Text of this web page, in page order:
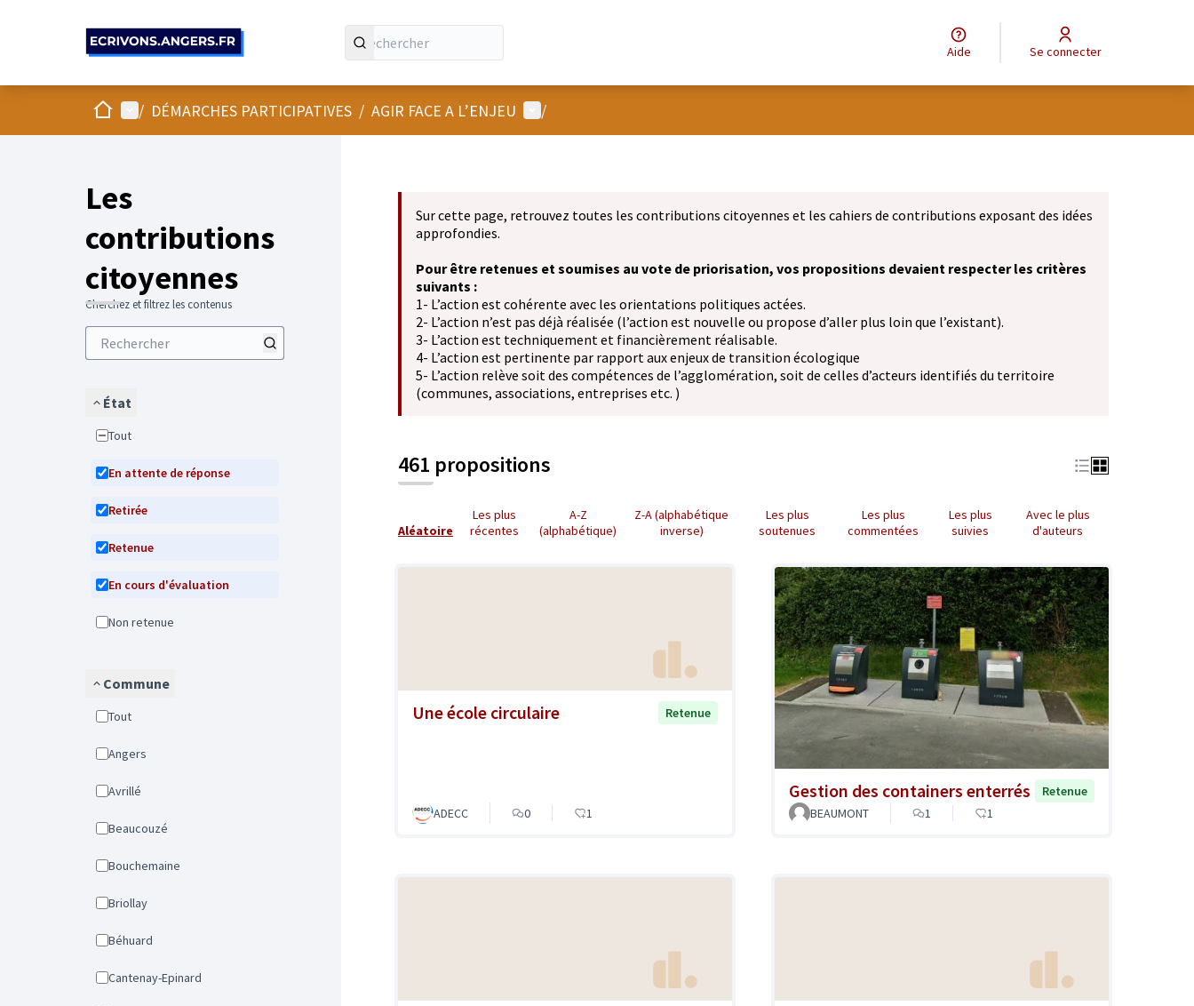
Aide Se connecter
AccueilMenu principal
/ DÉMARCHES PARTICIPATIVES / AGIR FACE A L’ENJEU Menu utilisateur
/
Les
contributions
citoyennes
Cherchez et filtrez les contenus
État
Tout
En attente de réponse
Retirée
Retenue
En cours d'évaluation
Non retenue
Commune
Tout
Angers
Avrillé
Beaucouzé
Bouchemaine
Briollay
Béhuard
Cantenay-Epinard
Sur cette page, retrouvez toutes les contributions citoyennes et les cahiers de contributions exposant des idées
approfondies.
Pour être retenues et soumises au vote de priorisation, vos propositions devaient respecter les critères
suivants :
1- L’action est cohérente avec les orientations politiques actées.
2- L’action n’est pas déjà réalisée (l’action est nouvelle ou propose d’aller plus loin que l’existant).
3- L’action est techniquement et financièrement réalisable.
4- L’action est pertinente par rapport aux enjeux de transition écologique
5- L’action relève soit des compétences de l’agglomération, soit de celles d’acteurs identifiés du territoire
(communes, associations, entreprises etc. )
461 propositions
Aléatoire
Les plus
récentes
A-Z
(alphabétique)
Z-A (alphabétique
inverse)
Les plus
soutenues
Les plus
commentées
Les plus
suivies
Avec le plus
d'auteurs
Une école circulaire Retenue
ADECC 0 1
Gestion des containers enterrés
Retenue
BEAUMONT
1 1